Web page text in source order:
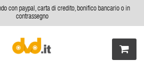
con paypal, carta di credito, bonifico bancario o in
contrassegno